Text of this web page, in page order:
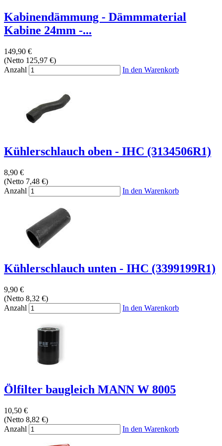
Kabinendämmung - Dämmmaterial
Kabine 24mm -...
149,90 €
(Netto 125,97 €)
Anzahl
In den Warenkorb
Kühlerschlauch oben - IHC (3134506R1)
8,90 €
(Netto 7,48 €)
Anzahl
In den Warenkorb
Kühlerschlauch unten - IHC (3399199R1)
9,90 €
(Netto 8,32 €)
Anzahl
In den Warenkorb
Ölfilter baugleich MANN W 8005
10,50 €
(Netto 8,82 €)
Anzahl
In den Warenkorb